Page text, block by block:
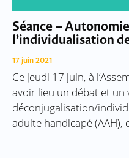
Séance –
l’individualisation de
17 juin 2021
Ce jeudi 17 juin, à
avoir lieu un débat et un
déconjugalisation/
adulte handicapé (AAH),